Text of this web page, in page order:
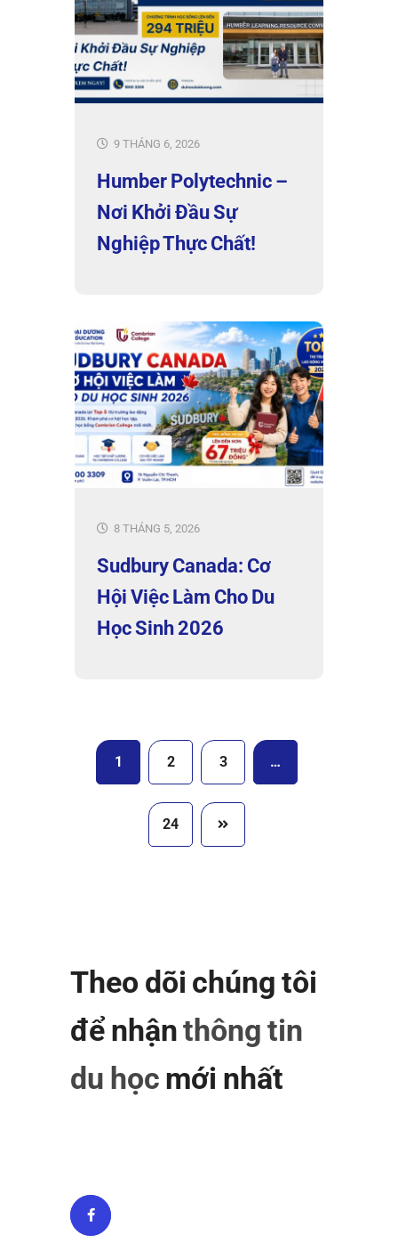
9 THÁNG 6, 2026
Humber Polytechnic –
Nơi Khởi Đầu Sự
Nghiệp Thực Chất!
8 THÁNG 5, 2026
Sudbury Canada: Cơ
Hội Việc Làm Cho Du
Học Sinh 2026
1 2 3 …
24
Theo dõi chúng tôi
để nhậnthông tin
du học mới nhất